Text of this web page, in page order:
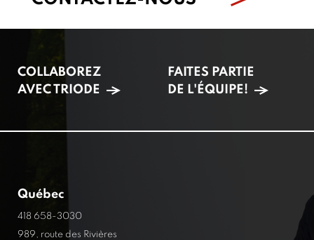
COLLABOREZ
AVEC TRIODE
FAITES PARTIE
DE L'ÉQUIPE!
Québec
418 658-3030
989, route des Rivières